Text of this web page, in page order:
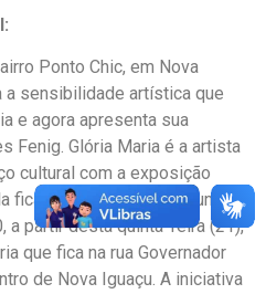
Ponto Chic, em Nova
a sensibilidade artística que
e agora apresenta sua
Fenig. Glória Maria é a artista
cultural com a exposição
ficará em cartaz de segunda a
a partir desta quinta-feira (21),
que fica na rua Governador
de Nova Iguaçu. A iniciativa